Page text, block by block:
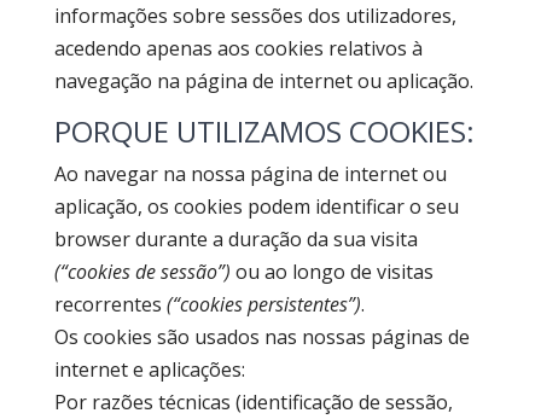
informações sobre sessões dos utilizadores,
acedendo apenas aos cookies relativos à
navegação na página de internet ou aplicação.
PORQUE UTILIZAMOS COOKIES:
Ao navegar na nossa página de internet ou
aplicação, os cookies podem identificar o seu
browser durante a duração da sua visita
(“cookies de sessão”) ou ao longo de visitas
recorrentes (“cookies persistentes”).
Os cookies são usados nas nossas páginas de
internet e aplicações:
Por razões técnicas (identificação de sessão,